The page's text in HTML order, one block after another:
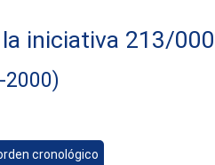
iniciativa 213/
cronológico